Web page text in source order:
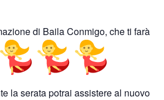
di Baila Conmigo, che ti farà
la serata potrai assistere al nuovo